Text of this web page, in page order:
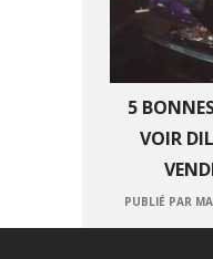
5
VOIR
PUBLIÉ PAR